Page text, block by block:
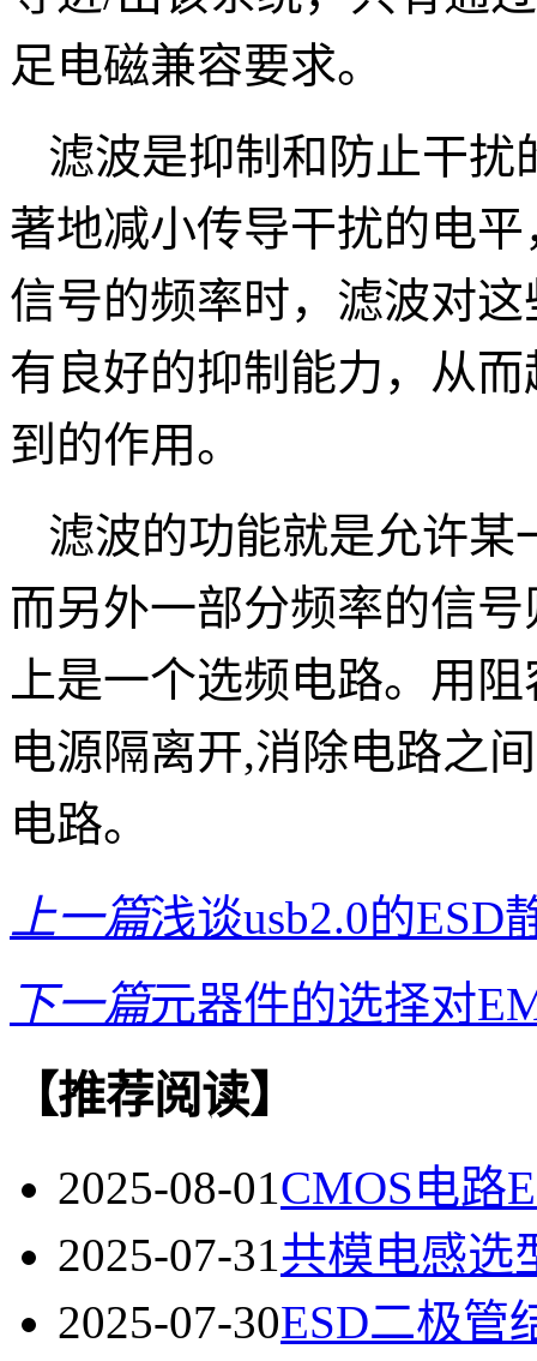
足电磁兼容要求。
滤波是抑制和防止干扰
著地减小传导干扰的电
信号的频率时，滤波对
有良好的抑制能力，从
到的作用。
滤波的功能就是允许某
而另外一部分频率的信
上是一个选频电路。用
电源隔离开,消除电路之
电路。
上一篇浅谈usb2.0的ESD
下一篇元器件的选择对
【推荐阅读】
2025-08-01CMOS电路
2025-07-31共模电感选
2025-07-30ESD二极管